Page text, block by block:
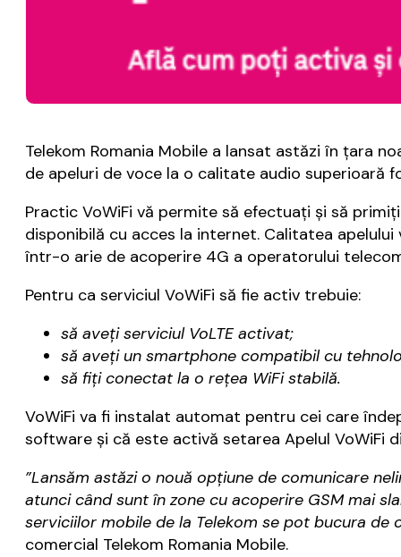
Telekom Romania Mobile a lansat astăzi în ţara
de apeluri de voce la o calitate audio superioară
Practic VoWiFi vă permite să efectuaţi şi să
disponibilă cu acces la internet. Calitatea
într-o arie de acoperire 4G a operatorului
Pentru ca serviciul VoWiFi să fie activ trebuie:
să aveţi serviciul VoLTE activat;
să aveţi un smartphone compatibil cu
să fiţi conectat la o reţea WiFi stabilă.
VoWiFi va fi instalat automat pentru cei care
software și că este activă setarea Apelul VoWiFi
”Lansăm astăzi o nouă opțiune de comunicare
atunci când sunt în zone cu acoperire GSM mai
serviciilor mobile de la Telekom se pot bucura de
comercial Telekom Romania Mobile.